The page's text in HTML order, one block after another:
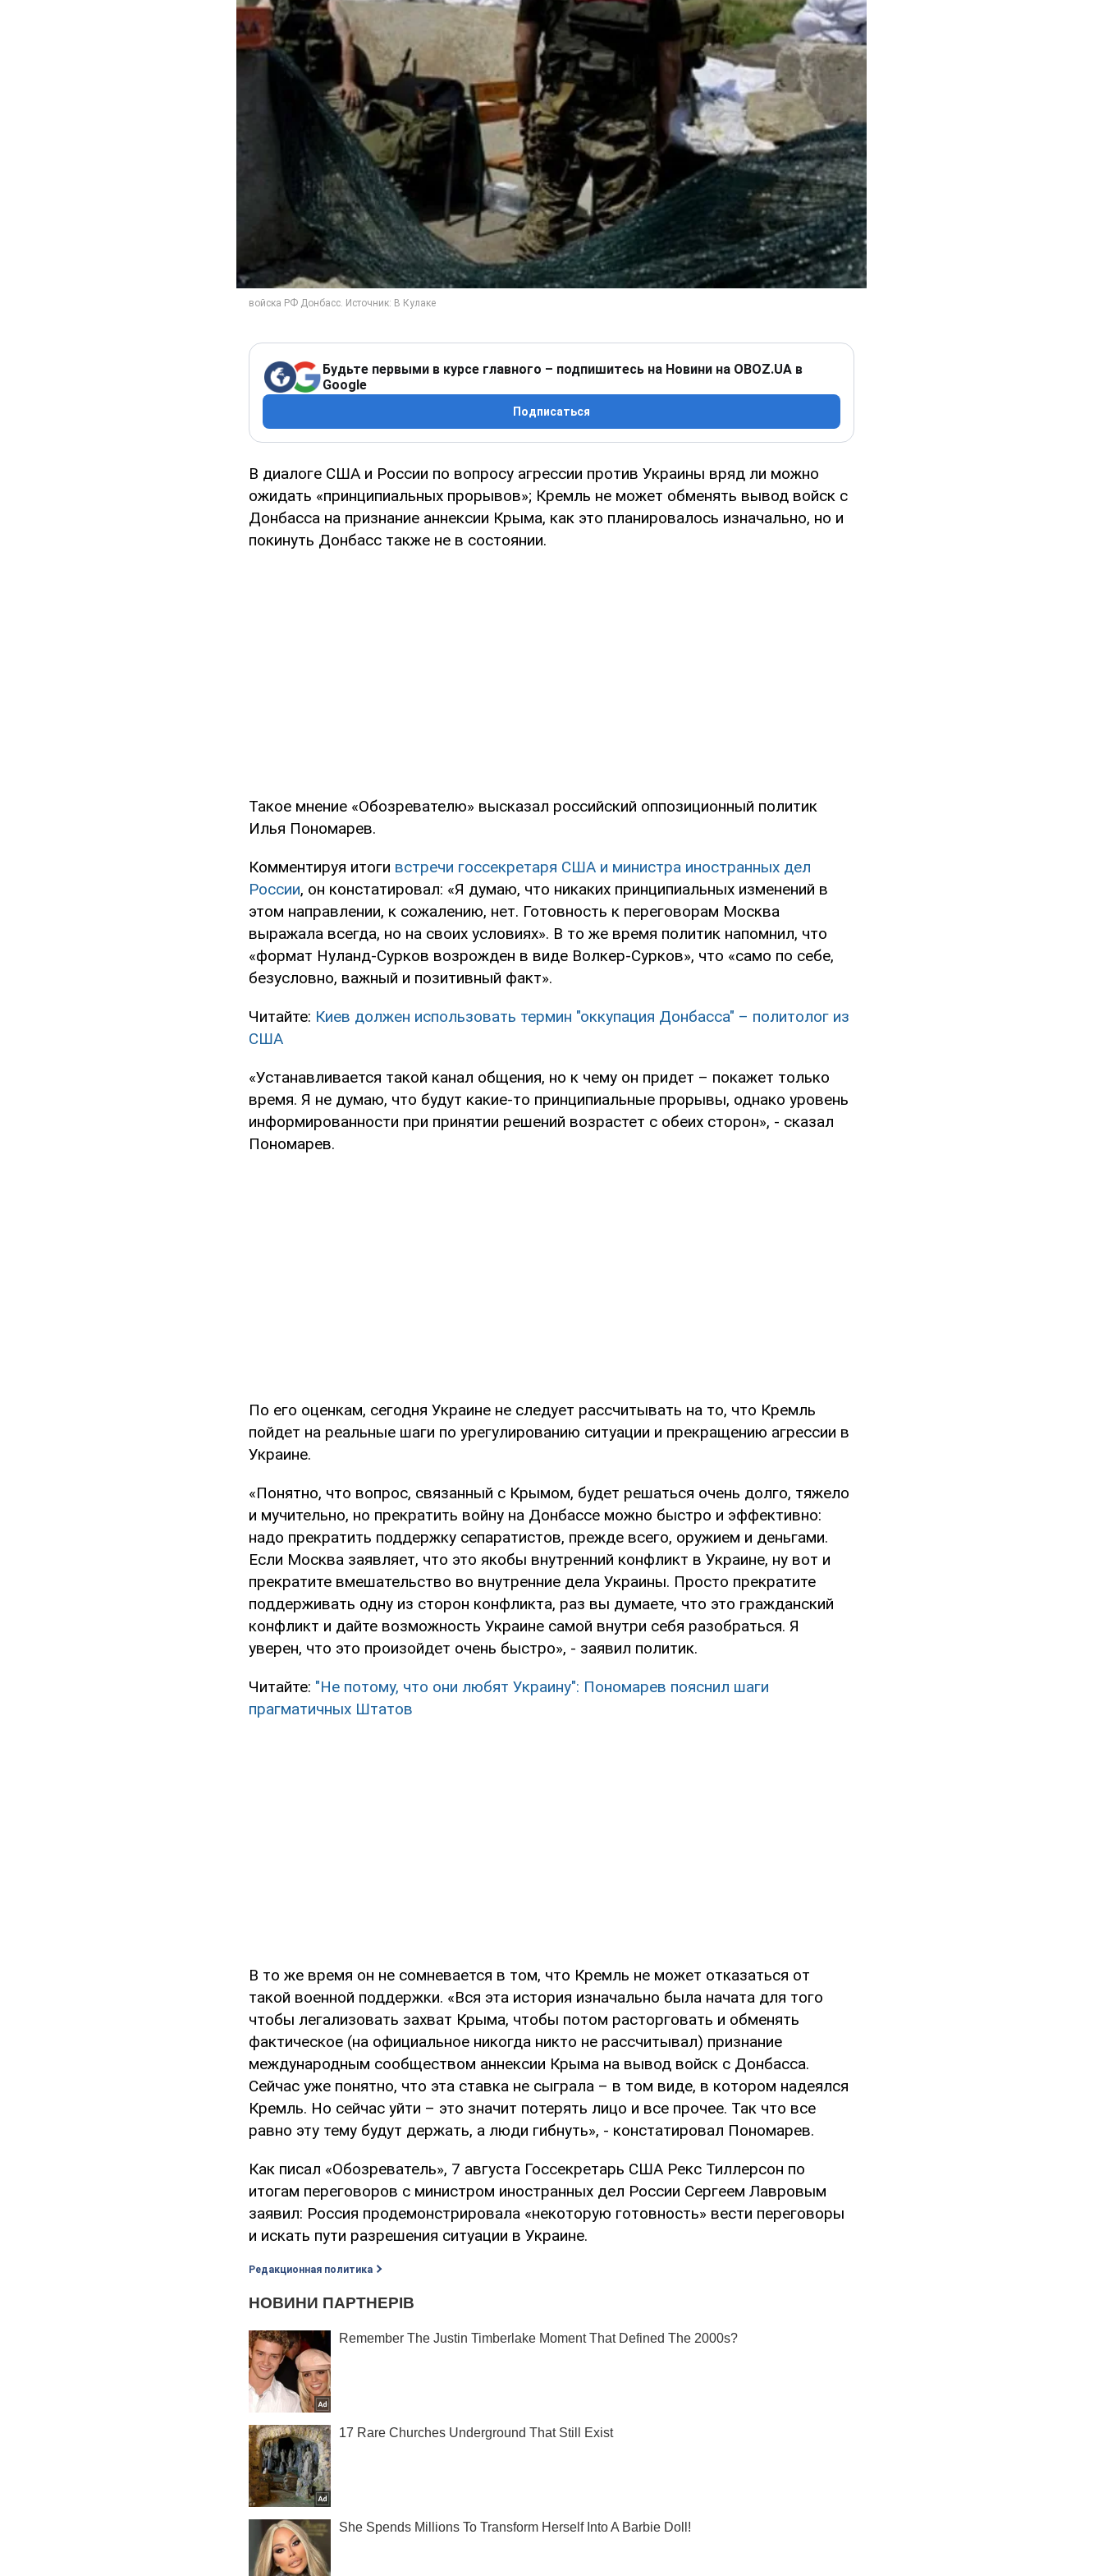
Будьте первыми в курсе главного – подпишитесь на Новини на OBOZ.UA в
Google
Подписаться
В диалоге США и России по вопросу агрессии против Украины вряд ли можно
ожидать «принципиальных прорывов»; Кремль не может обменять вывод войск с
Донбасса на признание аннексии Крыма, как это планировалось изначально, но и
покинуть Донбасс также не в состоянии.
Такое мнение «Обозревателю» высказал российский оппозиционный политик
Илья Пономарев.
Комментируя итоги встречи госсекретаря США и министра иностранных дел
России, он констатировал: «Я думаю, что никаких принципиальных изменений в
этом направлении, к сожалению, нет. Готовность к переговорам Москва
выражала всегда, но на своих условиях». В то же время политик напомнил, что
«формат Нуланд-Сурков возрожден в виде Волкер-Сурков», что «само по себе,
безусловно, важный и позитивный факт».
Читайте: Киев должен использовать термин "оккупация Донбасса" – политолог из
США
«Устанавливается такой канал общения, но к чему он придет – покажет только
время. Я не думаю, что будут какие-то принципиальные прорывы, однако уровень
информированности при принятии решений возрастет с обеих сторон», - сказал
Пономарев.
По его оценкам, сегодня Украине не следует рассчитывать на то, что Кремль
пойдет на реальные шаги по урегулированию ситуации и прекращению агрессии в
Украине.
«Понятно, что вопрос, связанный с Крымом, будет решаться очень долго, тяжело
и мучительно, но прекратить войну на Донбассе можно быстро и эффективно:
надо прекратить поддержку сепаратистов, прежде всего, оружием и деньгами.
Если Москва заявляет, что это якобы внутренний конфликт в Украине, ну вот и
прекратите вмешательство во внутренние дела Украины. Просто прекратите
поддерживать одну из сторон конфликта, раз вы думаете, что это гражданский
конфликт и дайте возможность Украине самой внутри себя разобраться. Я
уверен, что это произойдет очень быстро», - заявил политик.
Читайте: "Не потому, что они любят Украину": Пономарев пояснил шаги
прагматичных Штатов
В то же время он не сомневается в том, что Кремль не может отказаться от
такой военной поддержки. «Вся эта история изначально была начата для того
чтобы легализовать захват Крыма, чтобы потом расторговать и обменять
фактическое (на официальное никогда никто не рассчитывал) признание
международным сообществом аннексии Крыма на вывод войск с Донбасса.
Сейчас уже понятно, что эта ставка не сыграла – в том виде, в котором надеялся
Кремль. Но сейчас уйти – это значит потерять лицо и все прочее. Так что все
равно эту тему будут держать, а люди гибнуть», - констатировал Пономарев.
Как писал «Обозреватель», 7 августа Госсекретарь США Рекс Тиллерсон по
итогам переговоров с министром иностранных дел России Сергеем Лавровым
заявил: Россия продемонстрировала «некоторую готовность» вести переговоры
и искать пути разрешения ситуации в Украине.
Редакционная политика